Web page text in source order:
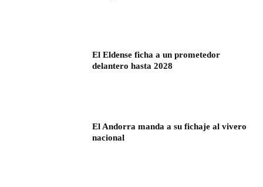
El Eldense ficha a un prometedor
delantero hasta 2028
El Andorra manda a su fichaje al vivero
nacional